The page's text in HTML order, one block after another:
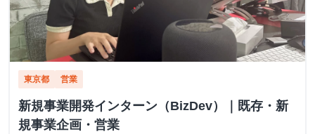
東京都 営業
新規事業開発インターン（BizDev）｜既存・新
規事業企画・営業